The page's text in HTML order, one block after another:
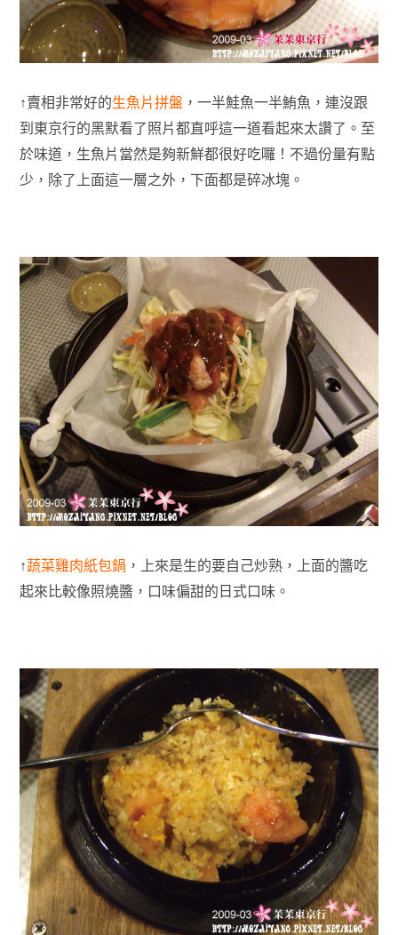
↑賣相非常好的生魚片拼盤，一半鮭魚一半鮪魚，連沒跟
到東京行的黑默看了照片都直呼這一道看起來太讚了。至
於味道，生魚片當然是夠新鮮都很好吃囉！不過份量有點
少，除了上面這一層之外，下面都是碎冰塊。
↑蔬菜雞肉紙包鍋 ，上來是生的要自己炒熟，上面的醬吃
起來比較像照燒醬，口味偏甜的日式口味。